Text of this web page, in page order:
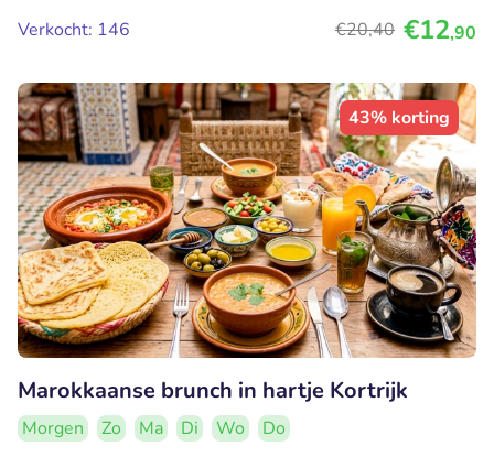
Verkocht: 146
€20,40 €12,90
43% korting
Marokkaanse brunch in hartje Kortrijk
Morgen Zo Ma Di Wo
Do